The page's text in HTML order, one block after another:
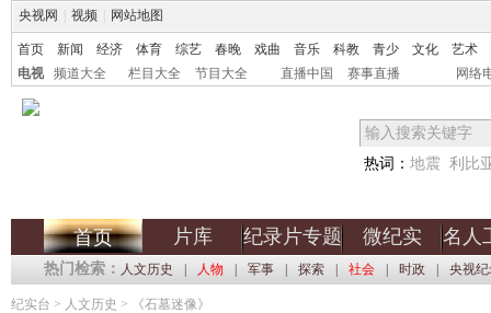
央视网 视频 网站地图
首页 新闻 经济 体育 综艺 春晚 戏曲 音乐 科教 青少 文化
艺术
电视
频道大全 栏目大全 节目大全 直播中国 赛事直播 网络
热词： 地震 利比
首页 片库 纪录片专题 微纪实 名人
热门检索： 人文历史 人物 军事 探索 社会 时政 央视
纪实台 > 人文历史 > 《石墓迷像》